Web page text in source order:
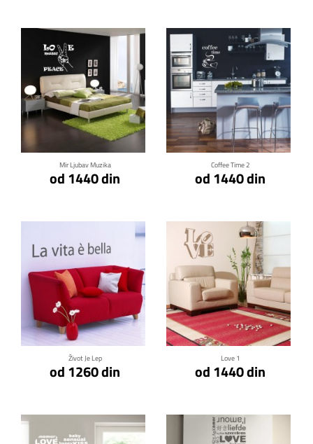
Mir Ljubav Muzika
od 1440 din
Klikni za detalje
Coffee Time 2
od 1440 din
Klikni za detalje
Život Je Lep
od 1260 din
Klikni za detalje
Love 1
od 1440 din
Klikni za detalje